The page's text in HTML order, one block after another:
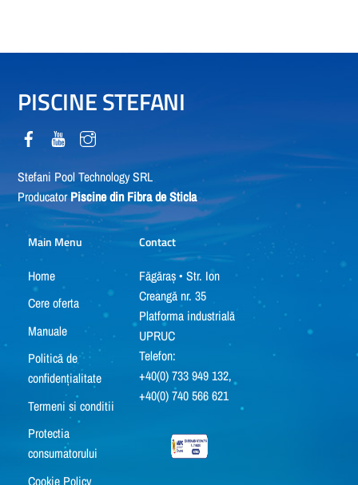
PISCINE STEFANI
Stefani Pool Technology SRL
ProducatorPiscine din Fibra de Sticla
Main Menu
Home
Cere oferta
Manuale
Politică de
confidențialitate
Termeni si conditii
Protectia
consumatorului
Cookie Policy
Contact
Făgăraș • Str. Ion
Creangă nr. 35
Platforma industrială
UPRUC
Telefon:
+40(0) 733 949 132,
+40(0) 740 566 621